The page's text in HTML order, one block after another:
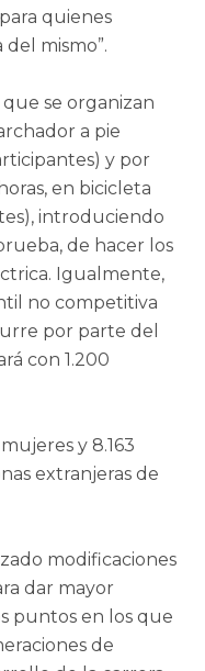
quienes
mismo”.
se organizan
a pie
y por
en bicicleta
introduciendo
de hacer los
Igualmente,
no competitiva
por parte del
con 1.200
y 8.163
extranjeras de
modificaciones
dar mayor
puntos en los que
de